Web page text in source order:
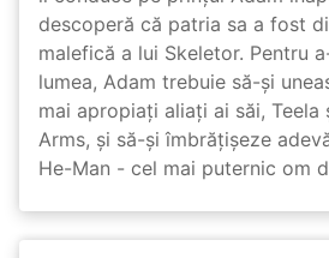
descoperă că patria sa a fost
malefică a lui Skeletor. Pentru
lumea, Adam trebuie să-și
mai apropiați aliați ai săi, Teela
Arms, și să-și îmbrățișeze
He-Man - cel mai puternic om